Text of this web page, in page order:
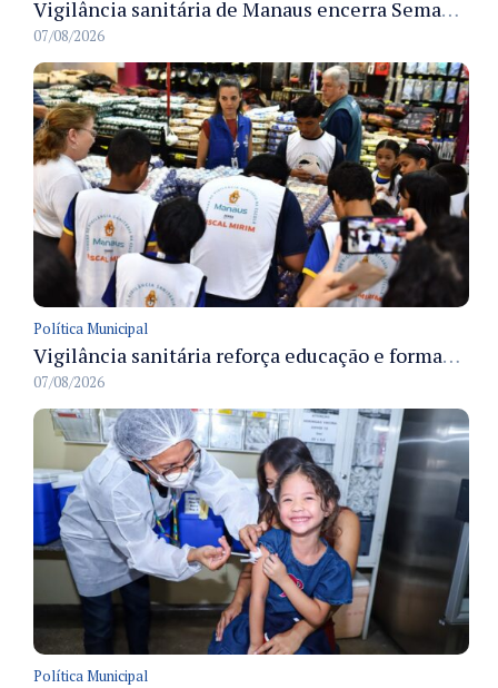
Vigilância sanitária de Manaus encerra Semana da Vigilância com painel para médicos recém-formados e projeto Fiscal Mirim
07/08/2026
Política Municipal
Vigilância sanitária reforça educação e formação de médicos em Manaus na Semana da Vigilância 2026
07/08/2026
Política Municipal